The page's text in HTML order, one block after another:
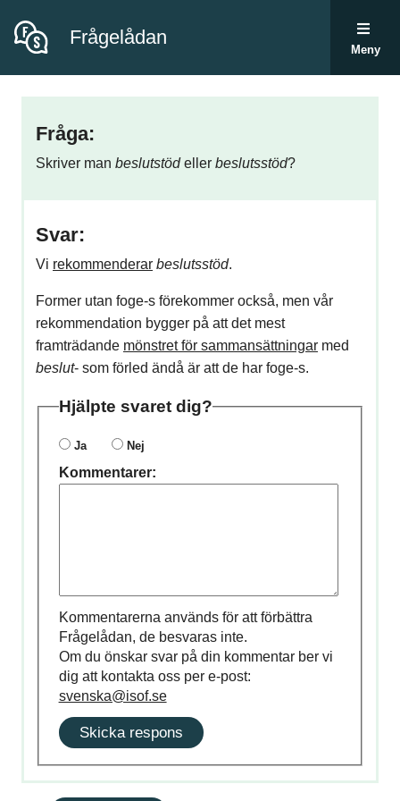
Frågelådan
Meny
Fråga:
Skriver man beslutstödeller beslutsstöd?
Svar:
Vi rekommenderar beslutsstöd.
Former utan foge-s förekommer också, men vår
rekommendation bygger på att det mest
framträdande mönstret för sammansättningarmed
beslut- som förled ändå är att de har foge-s.
Hjälpte svaret dig?
Ja Nej
Kommentarer:
Kommentarerna används för att förbättra
Frågelådan, de besvaras inte.
Om du önskar svar på din kommentar ber vi
dig att kontakta oss per e-post:
svenska@isof.se
Skicka respons